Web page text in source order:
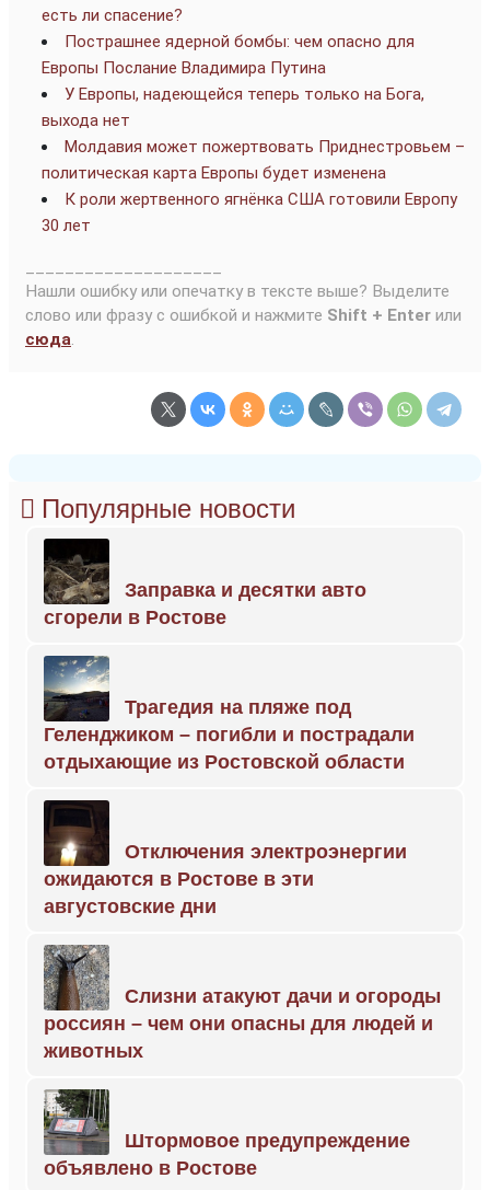
есть ли спасение?
Пострашнее ядерной бомбы: чем опасно для
Европы Послание Владимира Путина
У Европы, надеющейся теперь только на Бога,
выхода нет
Молдавия может пожертвовать Приднестровьем –
политическая карта Европы будет изменена
К роли жертвенного ягнёнка США готовили Европу
30 лет
Нашли ошибку или опечатку в тексте выше? Выделите
слово или фразу с ошибкой и нажмите Shift + Enter или
сюда.
Популярные новости
Заправка и десятки авто
сгорели в Ростове
Трагедия на пляже под
Геленджиком – погибли и пострадали
отдыхающие из Ростовской области
Отключения электроэнергии
ожидаются в Ростове в эти
августовские дни
Слизни атакуют дачи и огороды
россиян – чем они опасны для людей и
животных
Штормовое предупреждение
объявлено в Ростове